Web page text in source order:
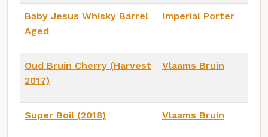
Baby Jesus Whisky Barrel
Aged
Imperial Porter
Oud Bruin Cherry (Harvest
2017)
Vlaams Bruin
Super Boil (2018) Vlaams Bruin